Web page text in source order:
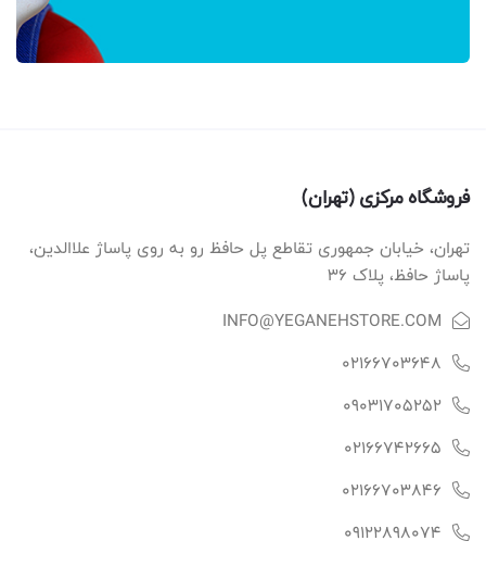
فروشگاه مرکزی (تهران)
تهران، خیابان جمهوری تقاطع پل حافظ رو به روی پاساژ علاالدین،
پاساژ حافظ، پلاک ۳۶
INFO@YEGANEHSTORE.COM
02166703648
09031705252
02166742665
02166703846
09122898074